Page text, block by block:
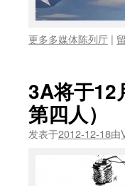
更多多媒体陈列厅 |
3A将于12
第四人）
发表于2012-12-18由